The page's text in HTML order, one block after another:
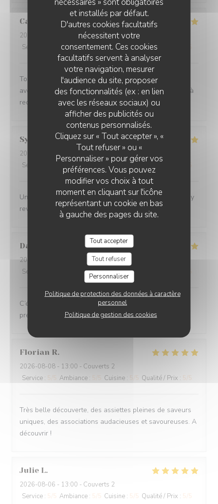
et installés par défaut.
D'autres cookies facultatifs
nécessitent votre
consentement. Ces cookies
facultatifs servent à analyser
votre navigation, mesurer
l'audience du site, proposer
des fonctionnalités (ex : en lien
avec les réseaux sociaux) ou
afficher des publicités ou
contenus personnalisés.
Cliquez sur « Tout accepter », «
Tout refuser » ou «
Personnaliser » pour gérer vos
préférences. Vous pouvez
modifier vos choix à tout
moment en cliquant sur l'icône
représentant un cookie en bas
à gauche des pages du site.
Tout accepter
Tout refuser
Personnaliser
Politique de protection des données à caractère
personnel
Politique de gestion des cookies
Catherine E
2026-08-08
- 12:30 - Couverts 4
Service
Ambiance:5/5 Cuisine: 5/5 Qualité / Prix
Tout était parfait, de l’amuse bouche jusqu’au dessert
avec un service irréprochable. Une excellente adresse à
recommander sans hésiter
Sylvie
2026-08-05
- 19:30 - Couverts 2
Service
Ambiance Cuisine 5/5
Une excellente cuisine et un service attentionné . Nous y
reviendrons avec plaisir.
Danielle
2026-08-05
- 19:30 - Couverts 2
Service
Ambiance:5/5 Cuisine:5/5
C’était un repas de rêve. Il y avait les produit frais
présenté avec élan. Nous étions très contents
Florian R
2026-08-08 - 13:00 - Couverts 2
Service : Ambiance : Cuisine : Qualité / Prix :
Très belle découverte, des assiettes pleines de saveurs
uniques, des associations audacieuses et savoureuses. A
découvrir !
Julie L
2026-08-06 - 13:00 - Couverts 2
Service : Ambiance : Cuisine : Qualité / Prix :